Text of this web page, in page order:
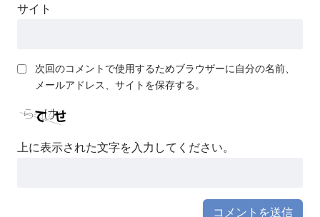
サイト
次回のコメントで使用するためブラウザーに自分の名前、
メールアドレス、サイトを保存する。
上に表示された文字を入力してください。